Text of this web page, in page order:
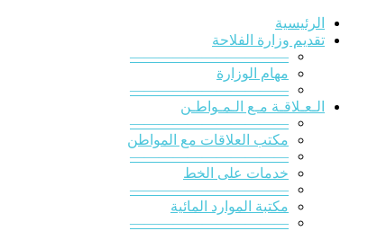
الرئيسية
تقديم وزارة الفلاحة
———————————
مهام الوزارة
———————————
الـعـلاقـة مـع الـمـواطـن
———————————
مكتب العلاقات مع المواطن
———————————
خدمات على الخط
———————————
مكتبة الموارد المائية
———————————